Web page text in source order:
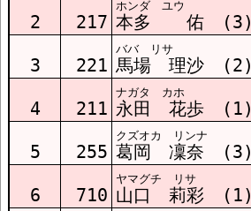
2 217
ホンダ ユウ
本多 佑 (3)
3 221
ババ リサ
馬場 理沙 (2)
4 211
ナガタ カホ
永田 花歩 (1)
5 255
クズオカ リンナ
葛岡 凜奈 (3)
6 710
ヤマグチ リサ
山口 莉彩 (1)